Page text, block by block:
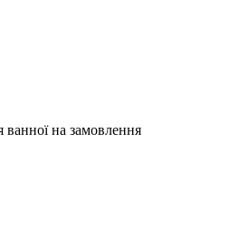
ванної на замовлення